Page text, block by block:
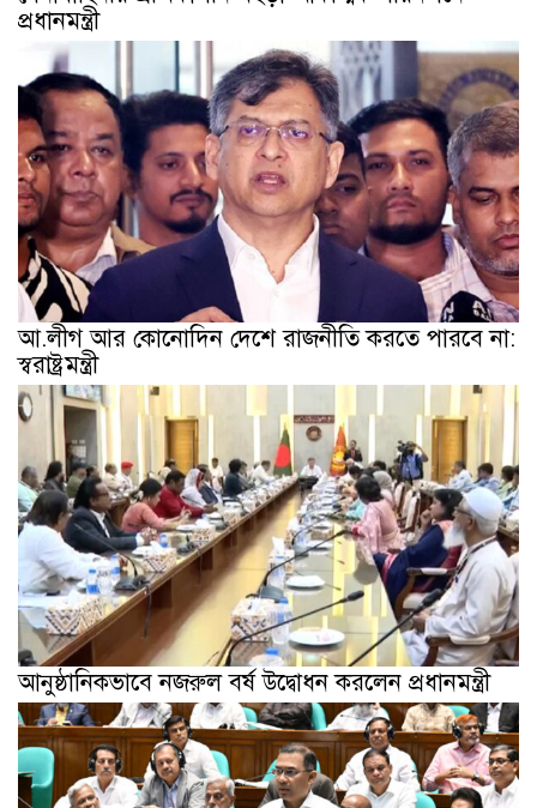
প্রধানমন্ত্রী
আ.লীগ আর কোনোদিন দেশে রাজনীতি করতে পারবে না:
স্বরাষ্ট্রমন্ত্রী
আনুষ্ঠানিকভাবে নজরুল বর্ষ উদ্বোধন করলেন প্রধানমন্ত্রী